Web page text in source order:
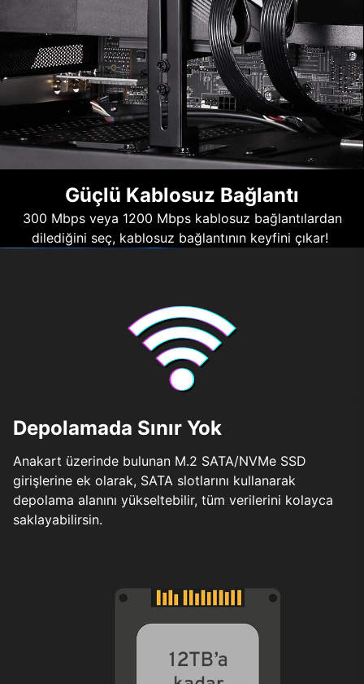
Güçlü Kablosuz Bağlantı
300 Mbps veya 1200 Mbps kablosuz bağlantılardan
dilediğini seç, kablosuz bağlantının keyfini çıkar!
Depolamada Sınır Yok
Anakart üzerinde bulunan M.2 SATA/NVMe SSD
girişlerine ek olarak, SATA slotlarını kullanarak
depolama alanını yükseltebilir, tüm verilerini kolayca
saklayabilirsin.